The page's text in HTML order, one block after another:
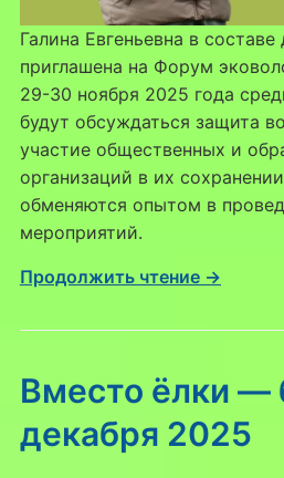
Галина Евгеньевна в
приглашена на Форум
29-30 ноября 2025 года
будут обсуждаться защита
участие общественных и
организаций в их
обменяются опытом в
мероприятий.
Продолжить чтение →
Вместо ёлки —
декабря 2025